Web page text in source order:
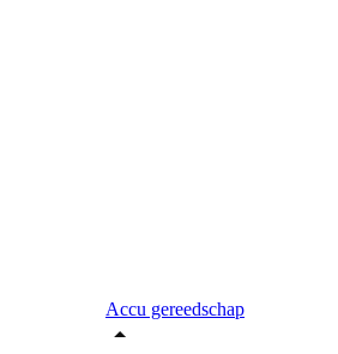
Accu gereedschap